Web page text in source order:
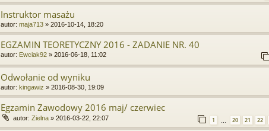
Instruktor masażu
autor: maja713 » 2016-10-14, 18:20
EGZAMIN TEORETYCZNY 2016 - ZADANIE NR. 40
autor: Ewciak92 » 2016-06-18, 11:02
Odwołanie od wyniku
autor: kingawiz » 2016-08-30, 19:09
Egzamin Zawodowy 2016 maj/ czerwiec
autor: Zielna » 2016-03-22, 22:07 1 20 21 22